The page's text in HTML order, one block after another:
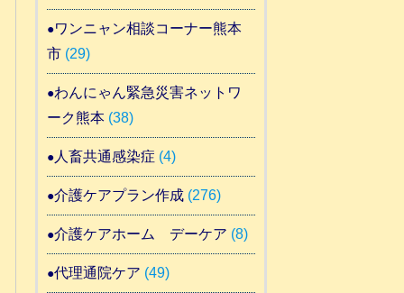
ワンニャン相談コーナー熊本
市(29)
わんにゃん緊急災害ネットワ
ーク熊本(38)
人畜共通感染症 (4)
介護ケアプラン作成(276)
介護ケアホーム デーケア (8)
代理通院ケア (49)